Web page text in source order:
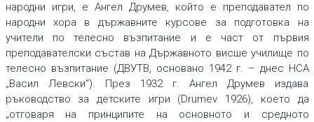
народни игри, е Ангел Друмев, който е преподавател по
народни хора в държавните курсове за подготовка на
учители по телесно възпитание и е част от първия
преподавателски състав на Държавното висше училище по
телесно възпитание (ДВУТВ, основано 1942 г. – днес НСА
„Васил Левски“). През 1932 г. Ангел Друмев издава
ръководство за детските игри (Drumev 1926), което да
„отговаря на принципите на основното и средното